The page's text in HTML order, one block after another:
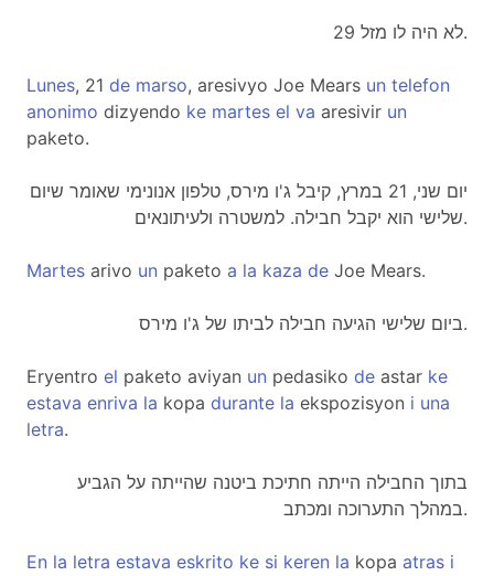
לא היה לו מזל 29.
Lunes, 21 de marso, aresivyo Joe Mears un telefon
anonimo dizyendo ke martes el va aresivir un
paketo.
יום שני, 21 במרץ, קיבל ג'ו מירס, טלפון אנונימי שאומר שיום
שלישי הוא יקבל חבילה. למשטרה ולעיתונאים.
Martes arivo un paketo a la kaza de Joe Mears.
ביום שלישי הגיעה חבילה לביתו של ג'ו מירס.
Eryentro el paketo aviyan un pedasiko de astar ke
estava enriva la kopa durante la ekspozisyon i una
letra.
בתוך החבילה הייתה חתיכת ביטנה שהייתה על הגביע
במהלך התערוכה ומכתב.
En la letra estava eskrito ke si keren la kopa atras i